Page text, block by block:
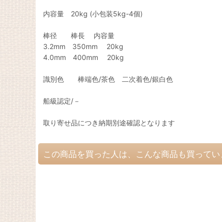
内容量 20kg (小包装5kg-4個)
棒径 棒長 内容量
3.2mm 350mm 20kg
4.0mm 400mm 20kg
識別色 棒端色/茶色 二次着色/銀白色
船級認定/－
取り寄せ品につき納期別途確認となります
この商品を買った人は、こんな商品も買って